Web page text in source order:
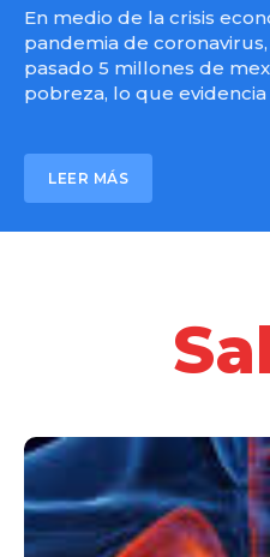
En medio de la crisis
pandemia de
pasado 5 millones de
pobreza, lo que evidencia
LEER MÁS